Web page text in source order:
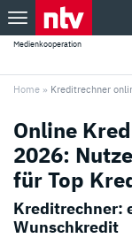
Medienkooperation
Home » Kreditrechner
Online
2026:
für Top
Kreditrechner:
Wunschkredit